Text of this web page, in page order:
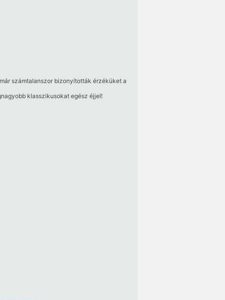
számtalanszor bizonyították érzéküket a
klasszikusokat egész éjjel!